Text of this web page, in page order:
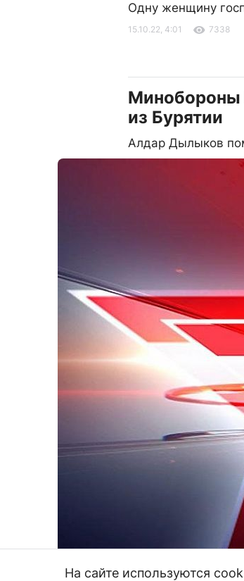
Одну женщину
15.10.22, 4:01 7338
Минобороны
из Бурятии
Алдар Дылыков
На сайте используются